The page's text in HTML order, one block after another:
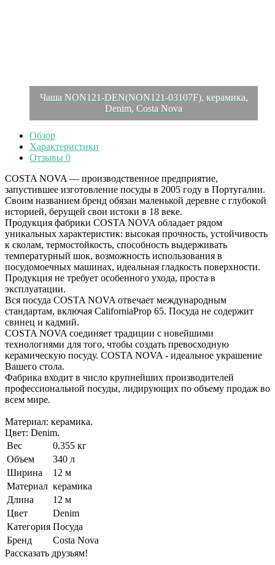
Чаша NON121-DEN(NON121-03107F), керамика,
Denim, Costa Nova
Обзор
Характеристики
Отзывы 0
COSTA NOVA — производственное предприятие,
запустившее изготовление посуды в 2005 году в Португалии.
Своим названием бренд обязан маленькой деревне с глубокой
историей, берущей свои истоки в 18 веке.
Продукция фабрики COSTA NOVA обладает рядом
уникальных характеристик: высокая прочность, устойчивость
к сколам, термостойкость, способность выдерживать
температурный шок, возможность использования в
посудомоечных машинах, идеальная гладкость поверхности.
Продукция не требует особенного ухода, проста в
эксплуатации.
Вся посуда COSTA NOVA отвечает международным
стандартам, включая CaliforniaProp 65. Посуда не содержит
свинец и кадмий.
COSTA NOVA соединяет традиции с новейшими
технологиями для того, чтобы создать превосходную
керамическую посуду. COSTA NOVA - идеальное украшение
Вашего стола.
Фабрика входит в число крупнейших производителей
профессиональной посуды, лидирующих по объему продаж во
всем мире.
Материал: керамика.
Цвет: Denim.
Вес
0.355 кг
Объем
340 л
Ширина
12 м
Материал керамика
Длина
12 м
Цвет
Denim
Категория Посуда
Бренд
Costa Nova
Рассказать друзьям!